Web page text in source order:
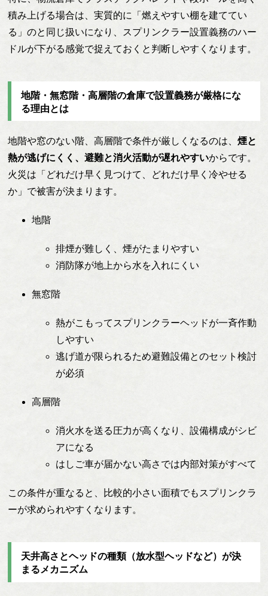
積み上げる場合は、実質的に「燃えやすい棚を建ててい
る」のと同じ扱いになり、スプリンクラー設置義務のハー
ドルが下がる感覚で捉えておくと判断しやすくなります。
地階・無窓階・高層階の倉庫で設置義務が厳格にな
る理由とは
地階や窓のない階、高層階で条件が厳しくなるのは、煙と
熱が逃げにくく、避難と消火活動が遅れやすいからです。
火災は「どれだけ早く見つけて、どれだけ早く冷やせる
か」で被害が決まります。
地階
排煙が難しく、煙がたまりやすい
消防隊が地上から水を入れにくい
無窓階
熱がこもってスプリンクラーヘッドが一斉作動
しやすい
逃げ道が限られるため避難設備とのセット検討
が必須
高層階
消火水を送る圧力が高くなり、設備構成がシビ
アになる
はしご車が届かない高さでは内部対策がすべて
この条件が重なると、比較的小さい面積でもスプリンクラ
ーが求められやすくなります。
天井高さとヘッドの種類（放水型ヘッドなど）が決
まるメカニズム